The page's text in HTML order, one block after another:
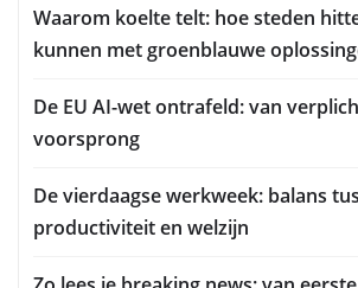
Waarom koelte telt: hoe steden
kunnen met groenblauwe
De EU AI-wet ontrafeld: van
voorsprong
De vierdaagse werkweek: balans
productiviteit en welzijn